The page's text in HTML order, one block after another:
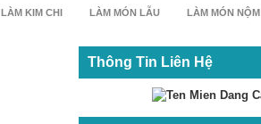
LÀM KIM CHI LÀM MÓN LẪU LÀM MÓN NỘM
Thông Tin Liên Hệ